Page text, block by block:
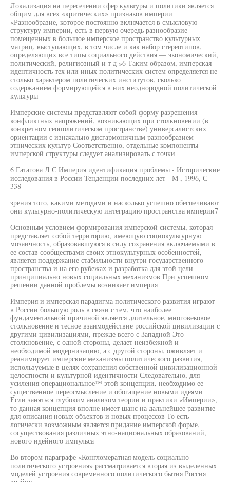
Локализация на пересечении сфер культуры и политики является
общим для всех «критических» признаков империи
«Разнообразие, которое постоянно включается в смысловую
структуру империи, есть в первую очередь разнообразие
помещенных в большое имперское пространство культурных
матриц, выступающих, в том числе и как набор стереотипов,
определяющих все типы социального действия — экономический,
политический, религиозный и т д »6 Таким образом, имперская
идентичность тех или иных политических систем определяется не
столько характером политических институтов, сколько
содержанием формирующейся в них неоднородной политической
культуры
Имперские системы представляют собой форму разрешения
конфликтных напряжений, возникающих при столкновении (в
конкретном геополитическом пространстве) универсалистских
ориентации с изначально дисгармоничным разнообразием
этнических культур Соответственно, отдельные компоненты
имперской структуры следует анализировать с точки
6 Гатагова Л С Империя идентификация проблемы - Исторические
исследования в России Тенденции последних лет - М , 1996, С
338
зрения того, какими методами и насколько успешно обеспечивают
они культурно-политическую интеграцию пространства империи7
Основным условием формирования имперской системы, которая
представляет собой территорию, имеющую социокультурную
мозаичность, образовавшуюся в силу сохранения включаемыми в
ее состав сообществами своих этнокультурных особенностей,
является поддержание стабильности внутри государственного
пространства и на его рубежах и разработка для этой цели
принципиально новых социальных механизмов При успешном
решении данной проблемы возникает империя
Империя и имперская парадигма политического развития играют
в России большую роль в связи с тем, что наиболее
фундаментальной причиной является длительное, многовековое
столкновение и тесное взаимодействие российской цивилизации с
другими цивилизациями, прежде всего с Западной Это
столкновение, с одной стороны, делает неизбежной и
необходимой модернизацию, а с другой стороны, оживляет и
реанимирует имперские механизмы политического развития,
используемые в целях сохранения собственной цивилизационной
целостности и культурной идентичности Следовательно, для
усиления операциональное™ этой концепции, необходимо ее
существенное переосмысление и обогащение новыми идеями
Если заняться глубоким анализом теории и практики «Империи»,
то данная концепция вполне имеет шанс на дальнейшее развитие
для описания новых объектов и новых процессов То есть
логически возможным является придание имперской форме,
сосуществования различных этно-национальных образований,
нового идейного импульса
Во втором параграфе «Конгломератная модель социально-
политического устроения» рассматривается вторая из выделенных
моделей устроения современного политического бытия Россия